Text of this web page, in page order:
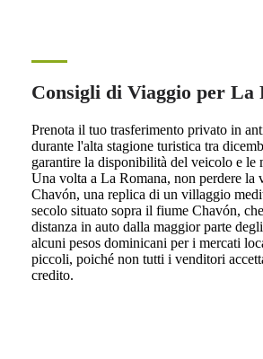
Consigli di Viaggio per La
Prenota il tuo trasferimento privato in
durante l'alta stagione turistica tra
garantire la disponibilità del veicolo e le
Una volta a La Romana, non perdere la
Chavón, una replica di un villaggio
secolo situato sopra il fiume Chavón,
distanza in auto dalla maggior parte
alcuni pesos dominicani per i mercati
piccoli, poiché non tutti i venditori
credito.